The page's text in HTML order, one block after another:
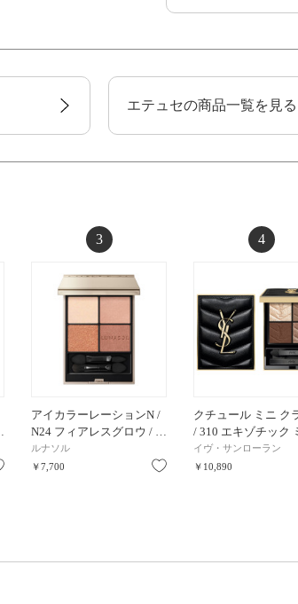
エテュセの商品一覧を見る
お気に入り
3
アイカラーレーションN /
N24 フィアレスグロウ / …
ルナソル
￥7,700
お気に入り
4
クチュール ミニ ク
/ 310 エキゾチック
イヴ・サンローラン
￥10,890